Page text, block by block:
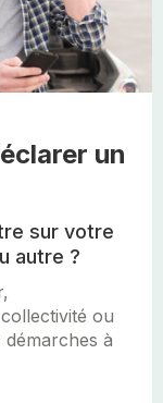
un
sur votre
autre ?
ou
à